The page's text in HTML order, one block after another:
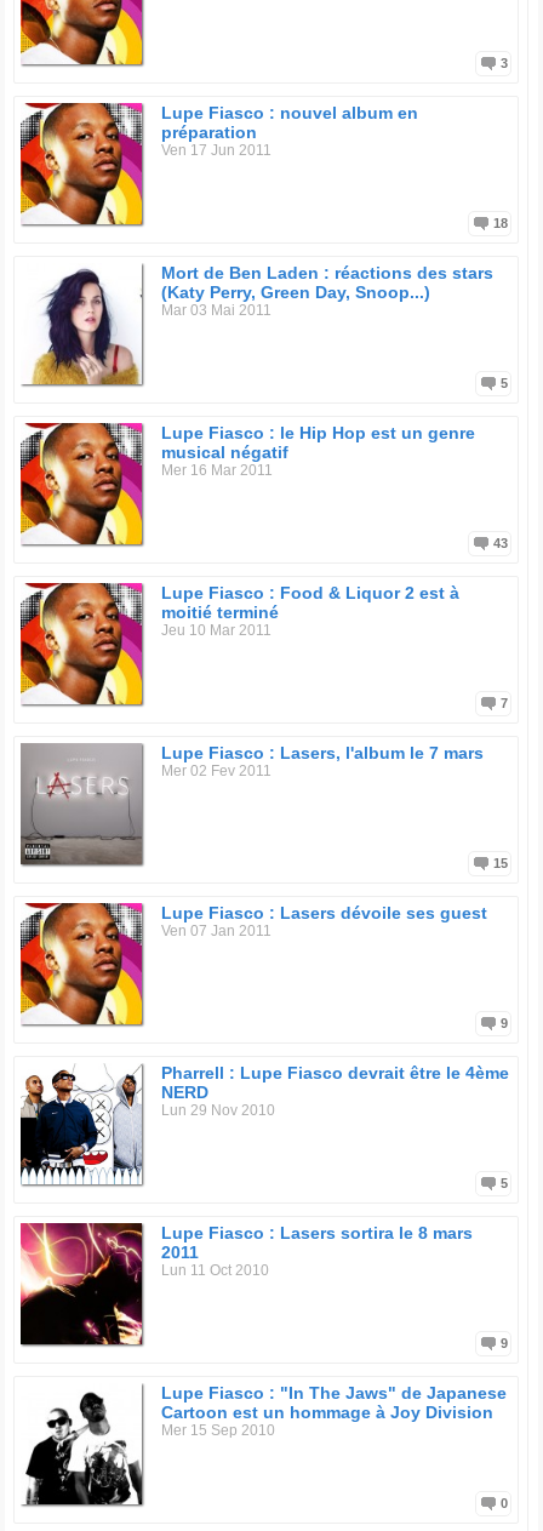
3
Lupe Fiasco : nouvel album en
préparation
Ven 17 Jun 2011
18
Mort de Ben Laden : réactions des stars
(Katy Perry, Green Day, Snoop...)
Mar 03 Mai 2011
5
Lupe Fiasco : le Hip Hop est un genre
musical négatif
Mer 16 Mar 2011
43
Lupe Fiasco : Food & Liquor 2 est à
moitié terminé
Jeu 10 Mar 2011
7
Lupe Fiasco : Lasers, l'album le 7 mars
Mer 02 Fev 2011
15
Lupe Fiasco : Lasers dévoile ses guest
Ven 07 Jan 2011
9
Pharrell : Lupe Fiasco devrait être le 4ème
NERD
Lun 29 Nov 2010
5
Lupe Fiasco : Lasers sortira le 8 mars
2011
Lun 11 Oct 2010
9
Lupe Fiasco : "In The Jaws" de Japanese
Cartoon est un hommage à Joy Division
Mer 15 Sep 2010
0